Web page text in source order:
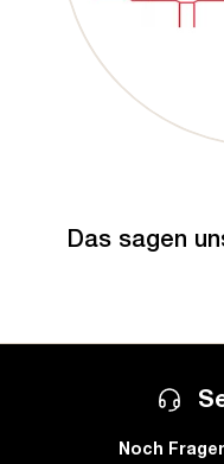
Das sagen
Noch